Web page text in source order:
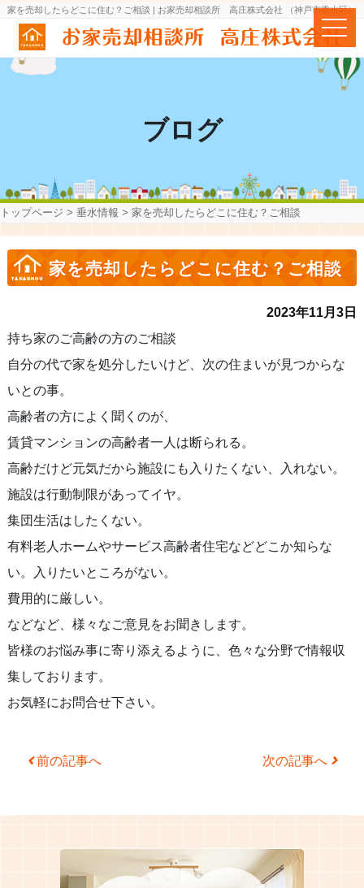
家を売却したらどこに住む？ご相談 | お家売却相談所 高庄株式会社 （神戸市垂水区）
ブログ
トップページ > 垂水情報 > 家を売却したらどこに住む？ご相談
家を売却したらどこに住む？ご相談
2023年11月3日
持ち家のご高齢の方のご相談
自分の代で家を処分したいけど、次の住まいが見つからな
いとの事。
高齢者の方によく聞くのが、
賃貸マンションの高齢者一人は断られる。
高齢だけど元気だから施設にも入りたくない、入れない。
施設は行動制限があってイヤ。
集団生活はしたくない。
有料老人ホームやサービス高齢者住宅などどこか知らな
い。入りたいところがない。
費用的に厳しい。
などなど、様々なご意見をお聞きします。
皆様のお悩み事に寄り添えるように、色々な分野で情報収
集しております。
お気軽にお問合せ下さい。
Post navigation
前の記事へ 次の記事へ